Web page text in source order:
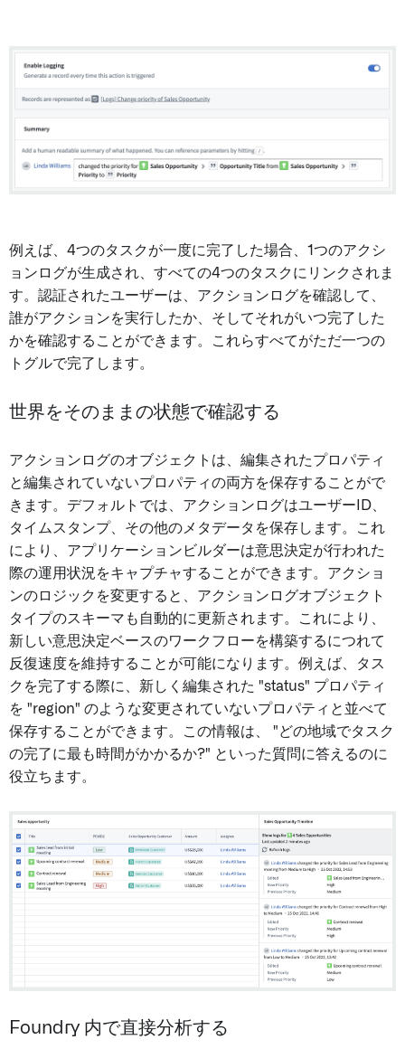
例えば、4つのタスクが一度に完了した場合、1つのアクシ
ョンログが生成され、すべての4つのタスクにリンクされま
す。認証されたユーザーは、アクションログを確認して、
誰がアクションを実行したか、そしてそれがいつ完了した
かを確認することができます。これらすべてがただ一つの
トグルで完了します。
世界をそのままの状態で確認する
アクションログのオブジェクトは、編集されたプロパティ
と編集されていないプロパティの両方を保存することがで
きます。デフォルトでは、アクションログはユーザーID、
タイムスタンプ、その他のメタデータを保存します。これ
により、アプリケーションビルダーは意思決定が行われた
際の運用状況をキャプチャすることができます。アクショ
ンのロジックを変更すると、アクションログオブジェクト
タイプのスキーマも自動的に更新されます。これにより、
新しい意思決定ベースのワークフローを構築するにつれて
反復速度を維持することが可能になります。例えば、タス
クを完了する際に、新しく編集された "status" プロパティ
を "region" のような変更されていないプロパティと並べて
保存することができます。この情報は、 "どの地域でタスク
の完了に最も時間がかかるか?" といった質問に答えるのに
役立ちます。
Foundry 内で直接分析する